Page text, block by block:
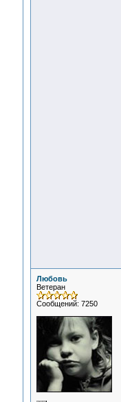
Любовь
Ветеран
Сообщений: 7250